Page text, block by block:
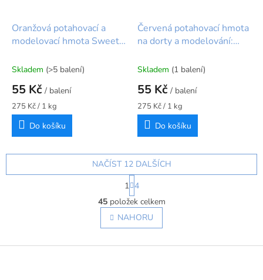
Oranžová potahovací a
modelovací hmota Sweet
Skladem (>5 balení)
55 Kč / balení
Měrná
cena:
275 Kč / 1 kg
Do košíku
Červená potahovací hmota
na dorty a modelování:
Skladem (1 balení)
55 Kč / balení
Měrná
cena:
275 Kč / 1 kg
Do košíku
O
v
l
á
NAČÍST 12 DALŠÍCH
S
t
r
á
n
k
v
1 4
45položek celkem
NAHORU
Z